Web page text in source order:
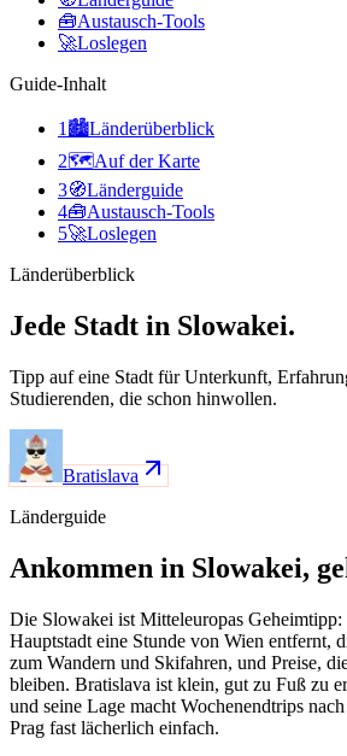
🧰Austausch-Tools
🚀Loslegen
Guide-Inhalt
1 🏙️Länderüberblick
2🗺️Auf der Karte
3🧭Länderguide
4🧰Austausch-Tools
5🚀Loslegen
Länderüberblick
Jede Stadt in Slowakei.
Tipp auf eine Stadt für Unterkunft,
Studierenden, die schon hinwollen.
Bratislava
Länderguide
Ankommen in Slowakei,
Die Slowakei ist Mitteleuropas Geheimtipp:
Hauptstadt eine Stunde von Wien entfernt,
zum Wandern und Skifahren, und Preise,
bleiben. Bratislava ist klein, gut zu Fuß zu
und seine Lage macht Wochenendtrips
Prag fast lächerlich einfach.